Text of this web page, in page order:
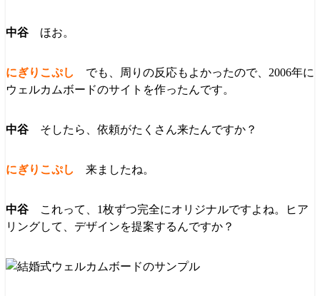
ほお。
でも、周りの反応もよかったので、2006年に
ウェルカムボードのサイトを作ったんです。
そしたら、依頼がたくさん来たんですか？
来ましたね。
これって、1枚ずつ完全にオリジナルですよね。ヒア
リングして、デザインを提案するんですか？